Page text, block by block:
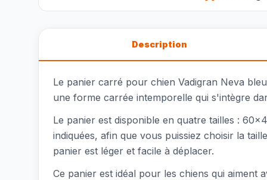
Description
Le panier carré pour chien Vadigran Neva
une forme carrée intemporelle qui s'intègre
Le panier est disponible en quatre tailles :
indiquées, afin que vous puissiez choisir la
panier est léger et facile à déplacer.
Ce panier est idéal pour les chiens qui